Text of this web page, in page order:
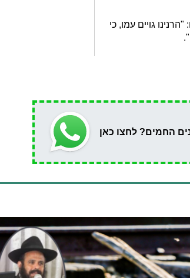
גויים עמו, כי
החמים? לחצו כאן